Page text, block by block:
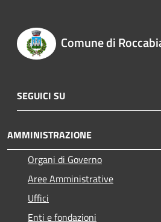
Comune di
SEGUICI SU
AMMINISTRAZIONE
Organi di Governo
Aree Amministrative
Uffici
Enti e fondazioni